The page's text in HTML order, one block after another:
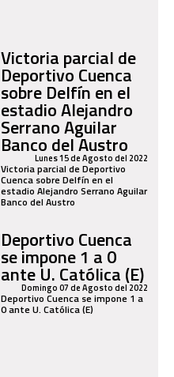
Victoria parcial de
Deportivo Cuenca
sobre Delfín en el
estadio Alejandro
Serrano Aguilar
Banco del Austro
Lunes 15 de Agosto del 2022
Victoria parcial de Deportivo
Cuenca sobre Delfín en el
estadio Alejandro Serrano Aguilar
Banco del Austro
Deportivo Cuenca
se impone 1 a 0
ante U. Católica (E)
Domingo 07 de Agosto del 2022
Deportivo Cuenca se impone 1 a
0 ante U. Católica (E)